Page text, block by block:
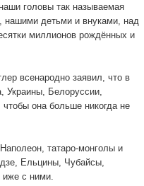
головы так называемая
нашими детьми и внуками, над
миллионов рождённых и
всенародно заявил, что в
Украины, Белоруссии,
она больше никогда не
татаро-монголы и
Ельцины, Чубайсы,
с ними.